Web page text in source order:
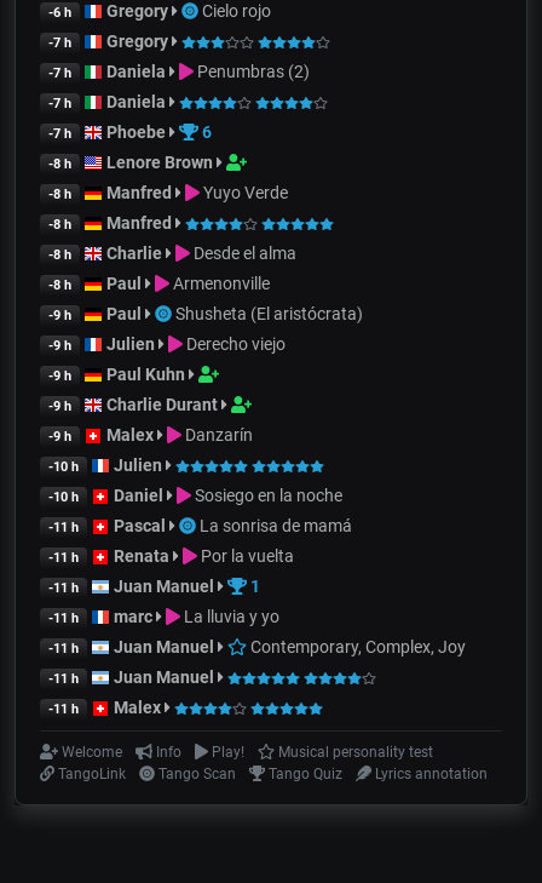
-6 h Gregory Cielo rojo
-7 h Gregory
-7 h Daniela Penumbras (2)
-7 h Daniela
-7 h Phoebe 6
-8 h Lenore Brown
-8 h Manfred Yuyo Verde
-8 h Manfred
-8 h Charlie Desde el alma
-8 h Paul Armenonville
-9 h Paul Shusheta (El aristócrata)
-9 h Julien Derecho viejo
-9 h Paul Kuhn
-9 h Charlie Durant
-9 h Malex Danzarín
-10 h Julien
-10 h Daniel Sosiego en la noche
-11 h Pascal La sonrisa de mamá
-11 h Renata Por la vuelta
-11 h Juan Manuel 1
-11 h marc La lluvia y yo
-11 h Juan Manuel Contemporary, Complex, Joy
-11 h Juan Manuel
-11 h Malex
Welcome Info Play!
Musical personality test
TangoLink
Tango Scan Tango Quiz Lyrics annotation